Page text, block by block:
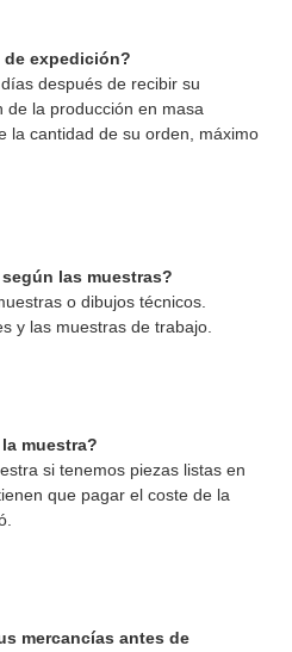
de expedición?
después de recibir su
de la producción en masa
la cantidad de su orden, máximo
las muestras?
o dibujos técnicos.
y las muestras de trabajo.
muestra?
si tenemos piezas listas en
que pagar el coste de la
mercancías antes de